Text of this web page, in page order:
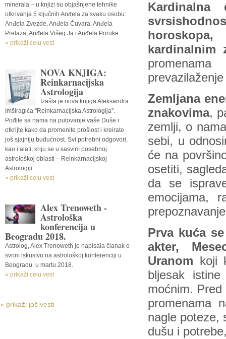
minerala – u knjizi su objašnjene tehnike
otkrivanja 5 ključnih Anđela za svaku osobu:
Anđela Zvezde, Anđela Čuvara, Anđela
Prelaza, Anđela Višeg Ja i Anđela Poruke.
» prikaži celu vest
NOVA KNJIGA:
Reinkarnacijska
Astrologija
Izašla je nova knjiga Aleksandra
Imširagića ''Reinkarnacijska Astrologija''.
Pođite sa nama na putovanje vaše Duše i
otkrijte kako da promenite prošlost i kreirate
još sjajniju budućnost. Svi potrebni odgovori,
kao i alati, kriju se u sasvim posebnoj
astrološkoj oblasti – Reinkarnacijskoj
Astrologiji.
» prikaži celu vest
Alex Trenoweth -
Astrološka
konferencija u
Beogradu 2018.
Astrolog, Alex Trenoweth je napisala članak o
svom iskustvu na astrološkoj konferenciji u
Beogradu, u martu 2018.
» prikaži celu vest
» prikaži još vesti
Kardinalna
kardinalnim
Zemljana
znakovima,
zemlji, o
sebi, u
će na
osetiti,
da se
emocijama,
Prva kuća
akter,
Uranom koji
bljesak
moćnim.
promenama
nagle poteze,
dušu i